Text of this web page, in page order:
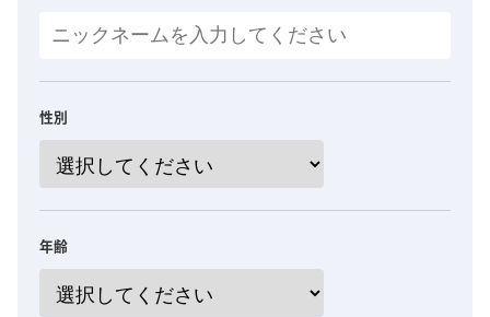
性別
年齢